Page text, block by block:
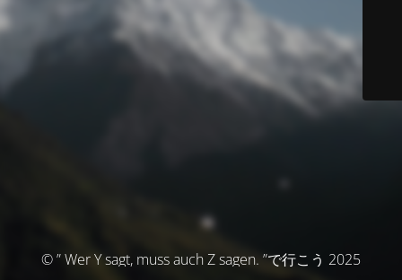
© ” Wer Y sagt, muss auch Z sagen. ”で行こう 2025